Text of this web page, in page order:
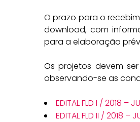
O prazo para o
download, com
para a elaboração
Os projetos devem
observando-se as
EDITAL FLD I / 2018 –
EDITAL FLD II / 2018 –